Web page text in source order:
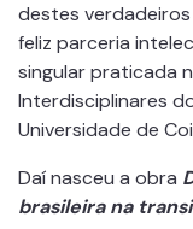
destes
feliz parceria
singular praticada
Interdisciplinares
Universidade de
Daí nasceu a obra
brasileira na